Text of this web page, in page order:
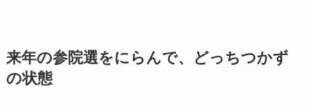
来年の参院選をにらんで、どっちつかず
の状態